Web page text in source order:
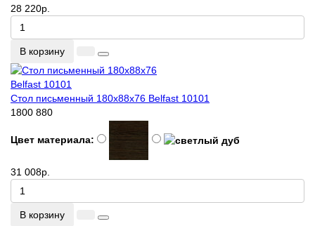
28 220р.
В корзину
Стол письменный 180x88x76 Belfast 10101
1800 880
Цвет материала:
31 008р.
В корзину